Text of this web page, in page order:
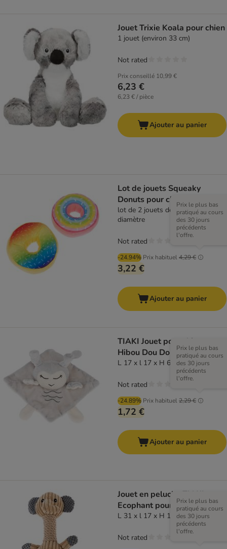
Jouet Trixie Koala pour chien
1 jouet (environ 33 cm)
Prix conseillé 10,99 €
6,23 €
6,23 € / pièce
Not rated
Ajouter au panier
Lot de jouets Squeaky
Donuts pour chien
lot de 2 jouets de 14 cm de
diamètre
-24.94% Prix habituel4,29 €
Prix le plus bas
pratiqué au cours
des 30 jours
précédents
l'offre.
3,22 €
Not rated
Ajouter au panier
TIAKI Jouet pour chiens
Hibou Dou Dou
L 17 x l 17 x H 6 cm
-24.89% Prix habituel2,29 €
Prix le plus bas
pratiqué au cours
des 30 jours
précédents
l'offre.
1,72 €
Not rated
Ajouter au panier
Jouet en peluche TIAKI
Ecophant pour chien
L 31 x l 17 x H 13 cm
Prix le plus bas
pratiqué au cours
des 30 jours
précédents
l'offre.
Not rated